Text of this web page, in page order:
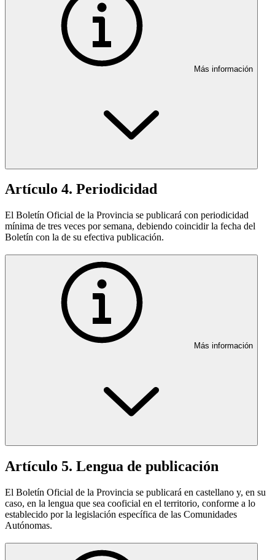
Más información
Artículo 4. Periodicidad
El Boletín Oficial de la Provincia se publicará con periodicidad
mínima de tres veces por semana, debiendo coincidir la fecha del
Boletín con la de su efectiva publicación.
Más información
Artículo 5. Lengua de publicación
El Boletín Oficial de la Provincia se publicará en castellano y, en su
caso, en la lengua que sea cooficial en el territorio, conforme a lo
establecido por la legislación específica de las Comunidades
Autónomas.